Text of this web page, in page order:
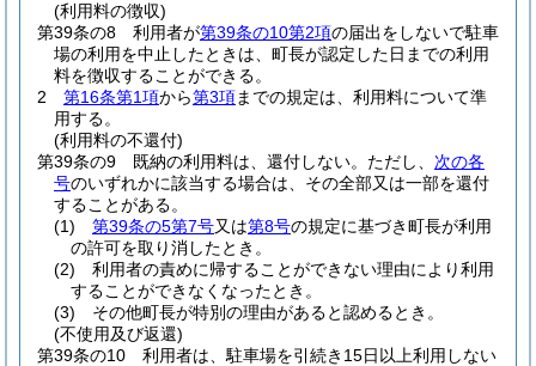
(利用料の徴収)
第39条の8
利用者が第39条の10第2項の届出をしないで駐車
場の利用を中止したときは、町長が認定した日までの利用
料を徴収することができる。
2
第16条第1項から第3項までの規定は、利用料について準
用する。
(利用料の不還付)
第39条の9
既納の利用料は、還付しない。 ただし、 次の各
号のいずれかに該当する場合は、その全部又は一部を還付
することがある。
(1)
第39条の5第7号又は第8号の規定に基づき町長が利用
の許可を取り消したとき。
(2)
利用者の責めに帰することができない理由により利用
することができなくなったとき。
(3)
その他町長が特別の理由があると認めるとき。
(不使用及び返還)
第39条の10
利用者は、駐車場を引続き15日以上利用しない